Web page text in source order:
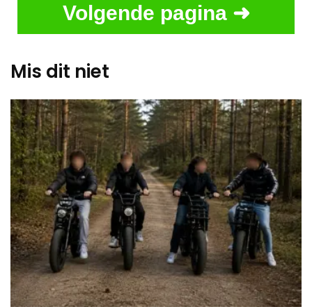
Volgende pagina ➜
Mis dit niet